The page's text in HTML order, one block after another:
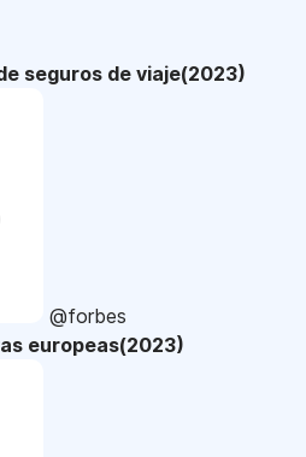
seguros de viaje(2023)
@forbes
europeas(2023)